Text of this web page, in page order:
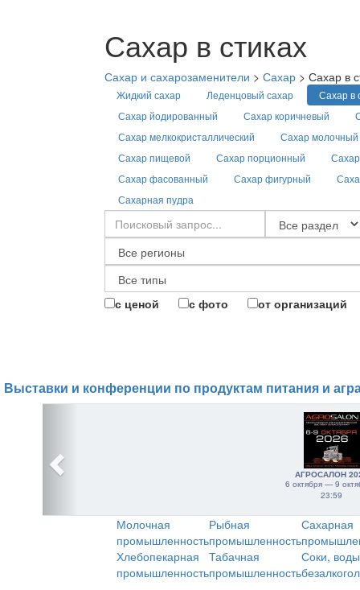
Сахар в стиках
Сахар и сахарозаменители > Сахар > Сахар в
Жидкий сахар Леденцовый сахар
Сахар в
Сахар йодированный
Сахар коричневый
Сахар мелкокристаллический
Сахар молочный
Сахар пищевой
Сахар порционный
Сахар фасованный
Сахар фигурный
Сахарная пудра
с ценой с фото от организаций
Выставки и конференции по продуктам питания и
АГРОСАЛОН
6 октября — 9
23:59
Молочная
промышленность
Рыбная
промышленность
Сахарная
Хлебопекарная
промышленность
Табачная
промышленность
Соки,